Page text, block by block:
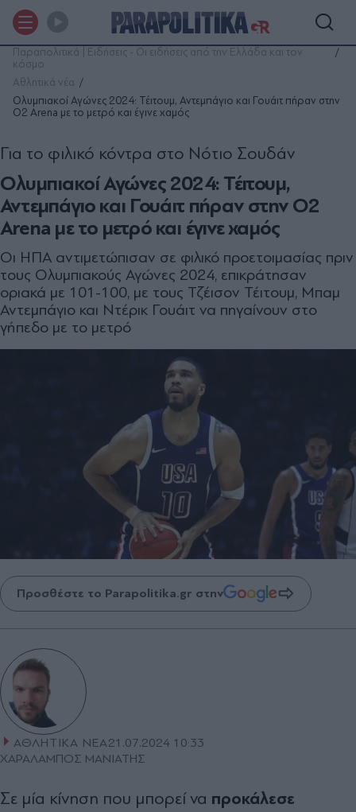
Παραπολιτικά | Ειδήσεις - Οι ειδήσεις από την Ελλάδα και τον
κόσμο
Αθλητικά νέα
Ολυμπιακοί Αγώνες 2024: Τέιτουμ, Αντεμπάγιο και Γουάιτ πήραν στην
O2 Arena με το μετρό και έγινε χαμός
Ολυμπιακοί Αγώνες 2024: Τέιτουμ,
Αντεμπάγιο και Γουάιτ πήραν στην O2
Arena με το μετρό και έγινε χαμός
Για το φιλικό κόντρα στο Νότιο Σουδάν
Οι ΗΠΑ αντιμετώπισαν σε φιλικό προετοιμασίας πριν
τους Ολυμπιακούς Αγώνες 2024, επικράτησαν
οριακά με 101-100, με τους Τζέισον Τέιτουμ, Μπαμ
Αντεμπάγιο και Ντέρικ Γουάιτ να πηγαίνουν στο
γήπεδο με το μετρό
Προσθέστε το Parapolitika.gr στην
ΑΘΛΗΤΙΚΑ ΝΕΑ21.07.2024 10:33
ΧΑΡΑΛΑΜΠΟΣ ΜΑΝΙΑΤΗΣ
Σε μία κίνηση που μπορεί να προκάλεσε